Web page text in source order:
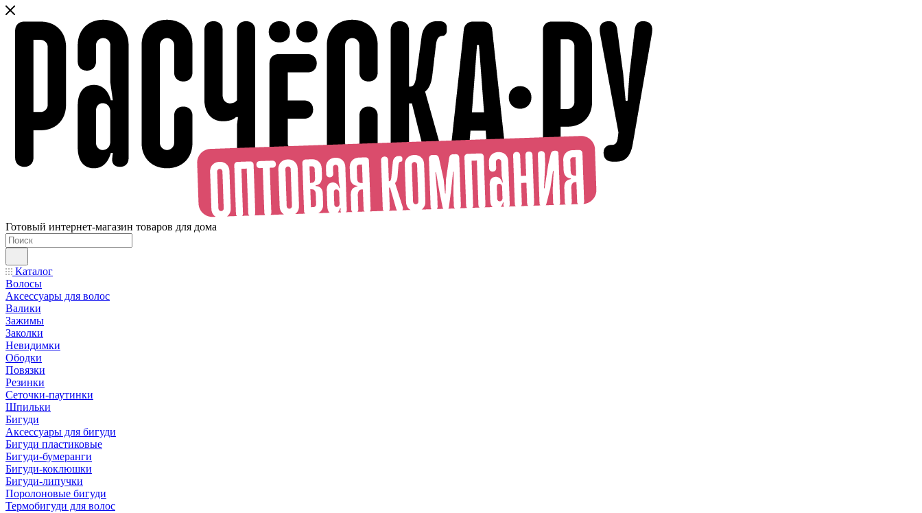
Готовый интернет-магазин товаров для дома
Каталог
Волосы
Аксессуары для волос
Валики
Зажимы
Заколки
Невидимки
Ободки
Повязки
Резинки
Сеточки-паутинки
Шпильки
Бигуди
Аксессуары для бигуди
Бигуди пластиковые
Бигуди-бумеранги
Бигуди-коклюшки
Бигуди-липучки
Поролоновые бигуди
Термобигуди для волос